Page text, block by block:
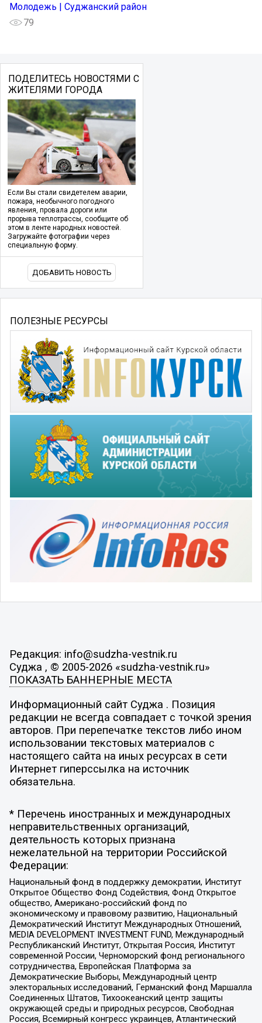
Молодежь | Суджанский район
79
ПОДЕЛИТЕСЬ НОВОСТЯМИ С
ЖИТЕЛЯМИ ГОРОДА
Если Вы стали свидетелем аварии,
пожара, необычного погодного
явления, провала дороги или
прорыва теплотрассы, сообщите об
этом в ленте народных новостей.
Загружайте фотографии через
специальную форму.
ДОБАВИТЬ НОВОСТЬ
ПОЛЕЗНЫЕ РЕСУРСЫ
Редакция: info@sudzha-vestnik.ru
Суджа , © 2005-2026 «sudzha-vestnik.ru»
ПОКАЗАТЬ БАННЕРНЫЕ МЕСТА
Информационный сайт Суджа . Позиция
редакции не всегда совпадает с точкой зрения
авторов. При перепечатке текстов либо ином
использовании текстовых материалов с
настоящего сайта на иных ресурсах в сети
Интернет гиперссылка на источник
обязательна.
* Перечень иностранных и международных
неправительственных организаций,
деятельность которых признана
нежелательной на территории Российской
Федерации:
Национальный фонд в поддержку демократии, Институт
Открытое Общество Фонд Содействия, Фонд Открытое
общество, Американо-российский фонд по
экономическому и правовому развитию, Национальный
Демократический Институт Международных Отношений,
MEDIA DEVELOPMENT INVESTMENT FUND, Международный
Республиканский Институт, Открытая Россия, Институт
современной России, Черноморский фонд регионального
сотрудничества, Европейская Платформа за
Демократические Выборы, Международный центр
электоральных исследований, Германский фонд Маршалла
Соединенных Штатов, Тихоокеанский центр защиты
окружающей среды и природных ресурсов, Свободная
Россия, Всемирный конгресс украинцев, Атлантический